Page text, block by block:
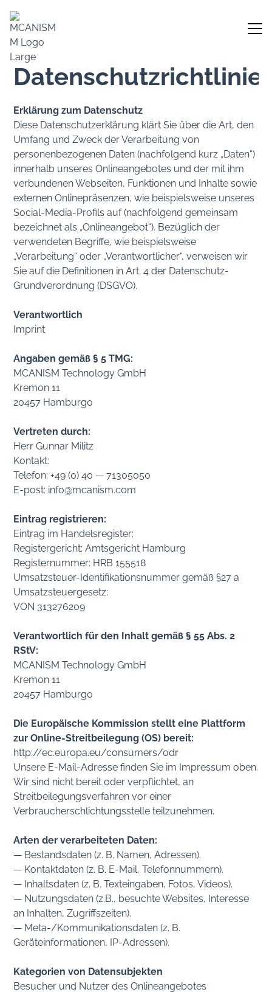
Datenschutzrichtlinie
Erklärung zum Datenschutz
Diese Datenschutzerklärung klärt Sie über die Art, den
Umfang und Zweck der Verarbeitung von
personenbezogenen Daten (nachfolgend kurz „Daten“)
innerhalb unseres Onlineangebotes und der mit ihm
verbundenen Webseiten, Funktionen und Inhalte sowie
externen Onlinepräsenzen, wie beispielsweise unseres
Social-Media-Profils auf (nachfolgend gemeinsam
bezeichnet als „Onlineangebot“). Bezüglich der
verwendeten Begriffe, wie beispielsweise
„Verarbeitung“ oder „Verantwortlicher“, verweisen wir
Sie auf die Definitionen in Art. 4 der Datenschutz-
Grundverordnung (DSGVO).
Verantwortlich
Imprint
Angaben gemäß § 5 TMG:
MCANISM Technology GmbH
Kremon 11
20457 Hamburgo
Vertreten durch:
Herr Gunnar Militz
Kontakt:
Telefon: +49 (0) 40 — 71305050
E-post: info@mcanism.com
Eintrag registrieren:
Eintrag im Handelsregister:
Registergericht: Amtsgericht Hamburg
Registernummer: HRB 155518
Umsatzsteuer-Identifikationsnummer gemäß §27 a
Umsatzsteuergesetz:
VON 313276209
Verantwortlich für den Inhalt gemäß § 55 Abs. 2
RStV:
MCANISM Technology GmbH
Kremon 11
20457 Hamburgo
Die Europäische Kommission stellt eine Plattform
zur Online-Streitbeilegung (OS) bereit:
http://ec.europa.eu/consumers/odr
Unsere E-Mail-Adresse finden Sie im Impressum oben.
Wir sind nicht bereit oder verpflichtet, an
Streitbeilegungsverfahren vor einer
Verbraucherschlichtungsstelle teilzunehmen.
Arten der verarbeiteten Daten:
— Bestandsdaten (z. B. Namen, Adressen).
— Kontaktdaten (z. B. E-Mail, Telefonnummern).
— Inhaltsdaten (z. B. Texteingaben, Fotos, Videos).
— Nutzungsdaten (z.B., besuchte Websites, Interesse
an Inhalten, Zugriffszeiten).
— Meta-/Kommunikationsdaten (z. B.
Geräteinformationen, IP-Adressen).
Kategorien von Datensubjekten
Besucher und Nutzer des Onlineangebotes